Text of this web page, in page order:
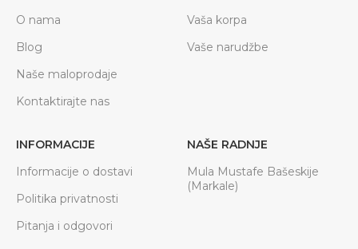
O nama
Blog
Naše maloprodaje
Kontaktirajte nas
Vaša korpa
Vaše narudžbe
INFORMACIJE
Informacije o dostavi
Politika privatnosti
Pitanja i odgovori
NAŠE RADNJE
Mula Mustafe Bašeskije
(Markale)